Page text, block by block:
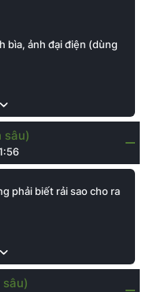
bìa, ảnh đại điện (dùng
sâu)
phải biết rải sao cho ra